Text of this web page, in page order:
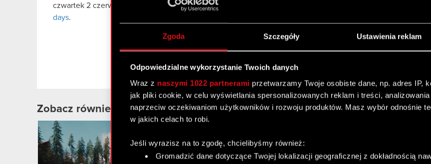
Zgoda Szczegóły Ustawienia reklam
Odpowiedzialne wykorzystanie Twoich danych
Wraz z naszymi 1022 partnerami przetwarzamy Twoje osobiste dane, np. adres IP,
jak pliki cookie, w celu wyświetlania spersonalizowanych reklam i treści,
naprzeciw oczekiwaniom użytkowników i rozwoju produktów. Masz wybór odnośnie
w jakich celach to robi.
Jeśli wyrazisz na to zgodę, chcielibyśmy również:
Gromadzić dane dotyczące Twojej lokalizacji geograficznej z dokładnością
czwartek 2 czerwca o godzinie 21:00 pod tym adresem
days.
Zobacz również:
MAJ